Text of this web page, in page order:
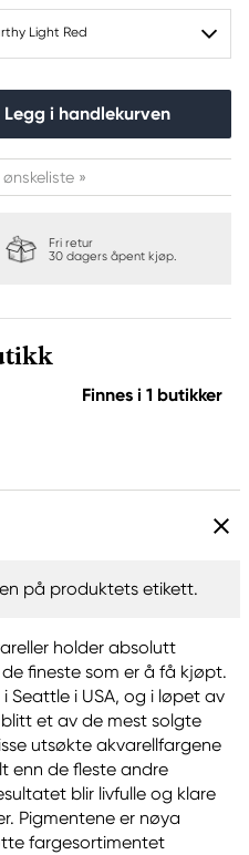
Light Red
Legg i handlekurven
»
Fri retur
30 dagers åpent kjøp.
Finnes i 1 butikker
på produktets etikett.
holder absolutt
fineste som er å få kjøpt.
Seattle i USA, og i løpet av
et av de mest solgte
utsøkte akvarellfargene
enn de fleste andre
blir livfulle og klare
Pigmentene er nøya
fargesortimentet